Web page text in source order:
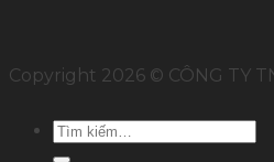
Copyright 2026 © CÔNG TY
Tìm
kiếm: